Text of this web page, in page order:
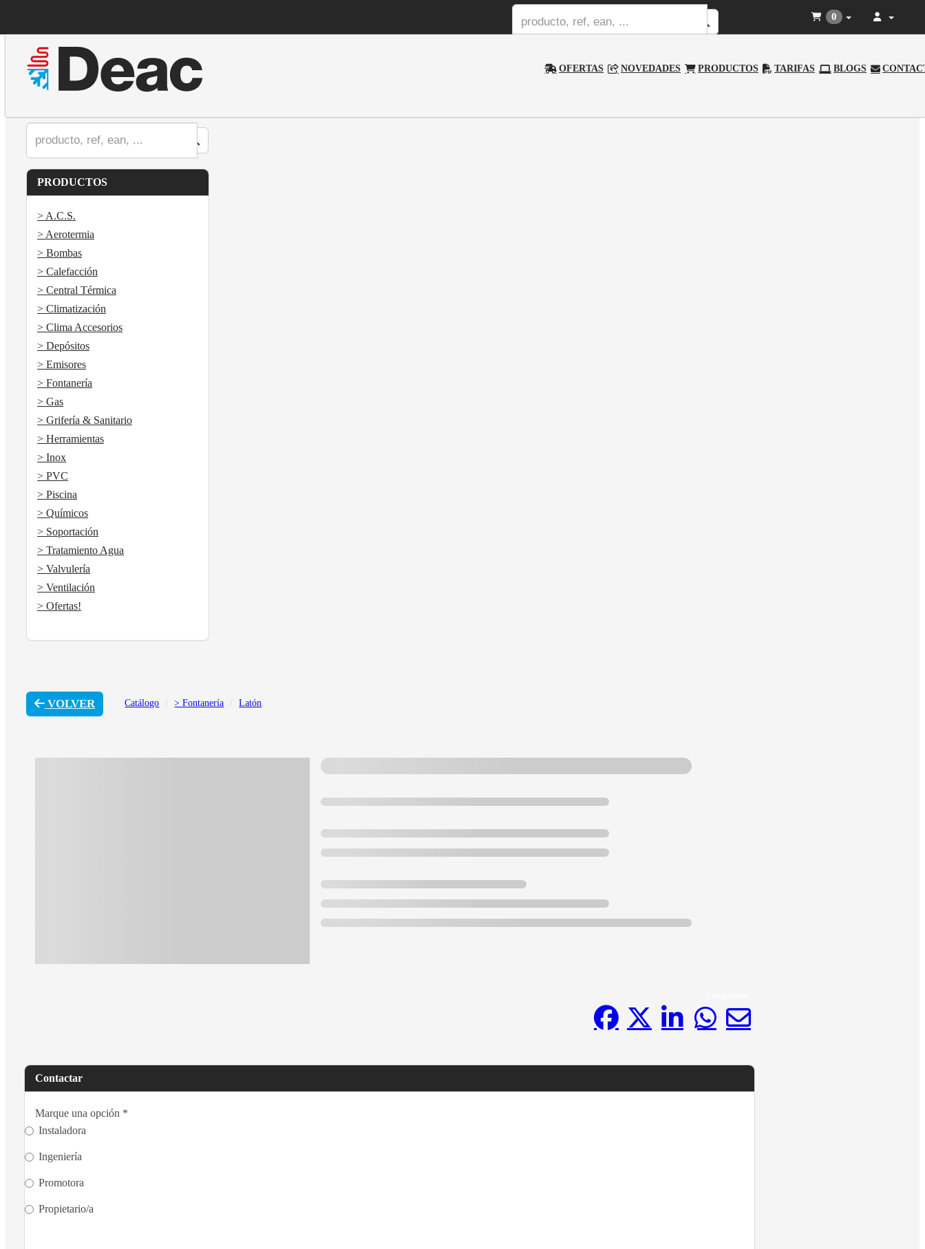
OFERTAS NOVEDADES PRODUCTOS TARIFAS BLOGS
0
PRODUCTOS
> A.C.S.
> Aerotermia
> Bombas
> Calefacción
> Central Térmica
> Climatización
> Clima Accesorios
> Depósitos
> Emisores
> Fontanería
> Gas
> Grifería & Sanitario
> Herramientas
> Inox
> PVC
> Piscina
> Químicos
> Soportación
> Tratamiento Agua
> Valvulería
> Ventilación
> Ofertas!
Catálogo > Fontanería Latón
VOLVER
Contactar
Marque una opción *
Instaladora
Ingeniería
Promotora
Propietario/a